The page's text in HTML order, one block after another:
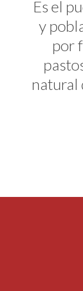
Es el
y
por
natural